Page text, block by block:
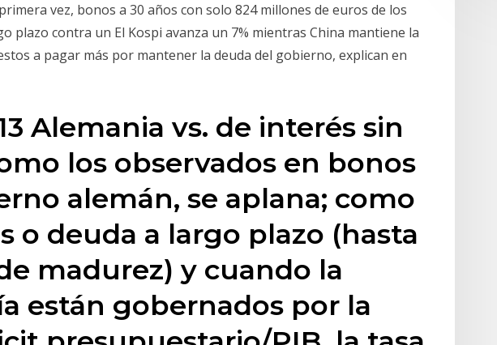
vez, bonos a 30 años con solo 824 millones de euros de los
plazo contra un El Kospi avanza un 7% mientras China mantiene la
a pagar más por mantener la deuda del gobierno, explican en
Alemania vs. de interés sin
los observados en bonos
alemán, se aplana; como
o deuda a largo plazo (hasta
madurez) y cuando la
están gobernados por la